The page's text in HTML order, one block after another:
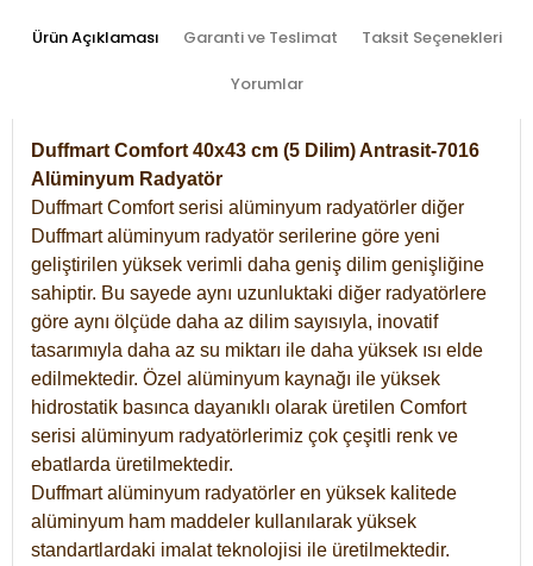
Ürün Açıklaması Garanti ve Teslimat Taksit Seçenekleri
Yorumlar
Duffmart Comfort 40x43 cm (5 Dilim) Antrasit-7016
Alüminyum Radyatör
Duffmart Comfort serisi alüminyum radyatörler diğer
Duffmart alüminyum radyatör serilerine göre yeni
geliştirilen yüksek verimli daha geniş dilim genişliğine
sahiptir. Bu sayede aynı uzunluktaki diğer radyatörlere
göre aynı ölçüde daha az dilim sayısıyla, inovatif
tasarımıyla daha az su miktarı ile daha yüksek ısı elde
edilmektedir. Özel alüminyum kaynağı ile yüksek
hidrostatik basınca dayanıklı olarak üretilen Comfort
serisi alüminyum radyatörlerimiz çok çeşitli renk ve
ebatlarda üretilmektedir.
Duffmart alüminyum radyatörler en yüksek kalitede
alüminyum ham maddeler kullanılarak yüksek
standartlardaki imalat teknolojisi ile üretilmektedir.